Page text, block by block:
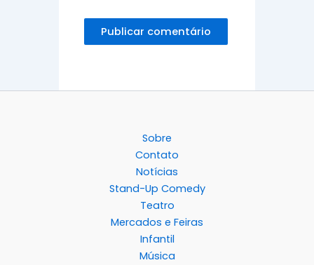
Sobre
Contato
Notícias
Stand-Up Comedy
Teatro
Mercados e Feiras
Infantil
Música